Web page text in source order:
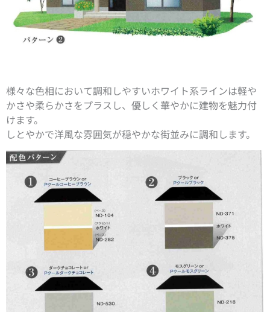
様々な色相において調和しやすいホワイト系ラインは軽や
かさや柔らかさをプラスし、優しく華やかに建物を魅力付
けます。
しとやかで洋風な雰囲気が穏やかな街並みに調和します。